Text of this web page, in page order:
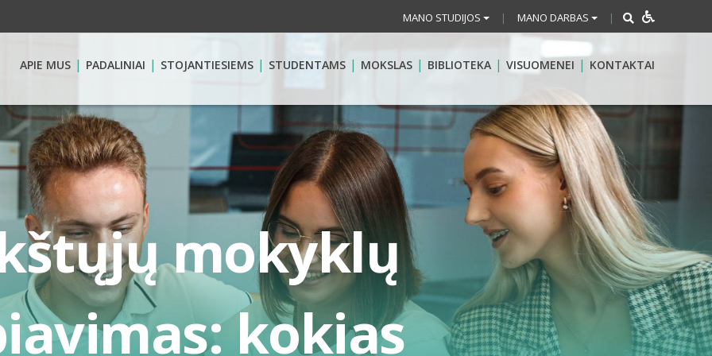
MANO STUDIJOS | MANO DARBAS |
APIE MUS PADALINIAI STOJANTIESIEMS STUDENTAMS MOKSLAS BIBLIOTEKA VISUOMENEI KONTAKTAI
mokyklų
kokias